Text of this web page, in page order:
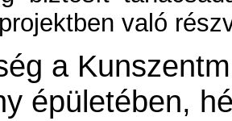
való
a
épületében,